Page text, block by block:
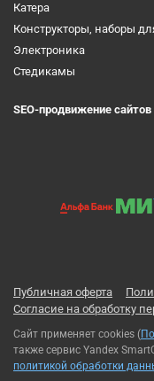
Катера
Электроника
Cтедикамы
SEO-продвижение сайтов
Публичная оферта
Согласие на обработку
Сайт применяет cookies (
также сервис Yandex
политикой обработки